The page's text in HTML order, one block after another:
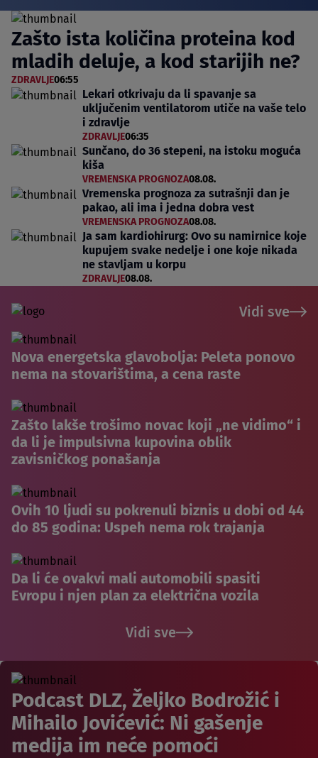
Zašto ista količina proteina kod
mladih deluje, a kod starijih ne?
ZDRAVLJE06:55
Lekari otkrivaju da li spavanje sa
uključenim ventilatorom utiče na vaše telo
i zdravlje
ZDRAVLJE06:35
Sunčano, do 36 stepeni, na istoku moguća
kiša
VREMENSKA PROGNOZA08.08.
Vremenska prognoza za sutrašnji dan je
pakao, ali ima i jedna dobra vest
VREMENSKA PROGNOZA08.08.
Ja sam kardiohirurg: Ovo su namirnice koje
kupujem svake nedelje i one koje nikada
ne stavljam u korpu
ZDRAVLJE08.08.
Vidi sve
Nova energetska glavobolja: Peleta ponovo
nema na stovarištima, a cena raste
Zašto lakše trošimo novac koji „ne vidimo“ i
da li je impulsivna kupovina oblik
zavisničkog ponašanja
Ovih 10 ljudi su pokrenuli biznis u dobi od 44
do 85 godina: Uspeh nema rok trajanja
Da li će ovakvi mali automobili spasiti
Evropu i njen plan za električna vozila
Vidi sve
Podcast DLZ, Željko Bodrožić i
Mihailo Jovićević: Ni gašenje
medija im neće pomoći